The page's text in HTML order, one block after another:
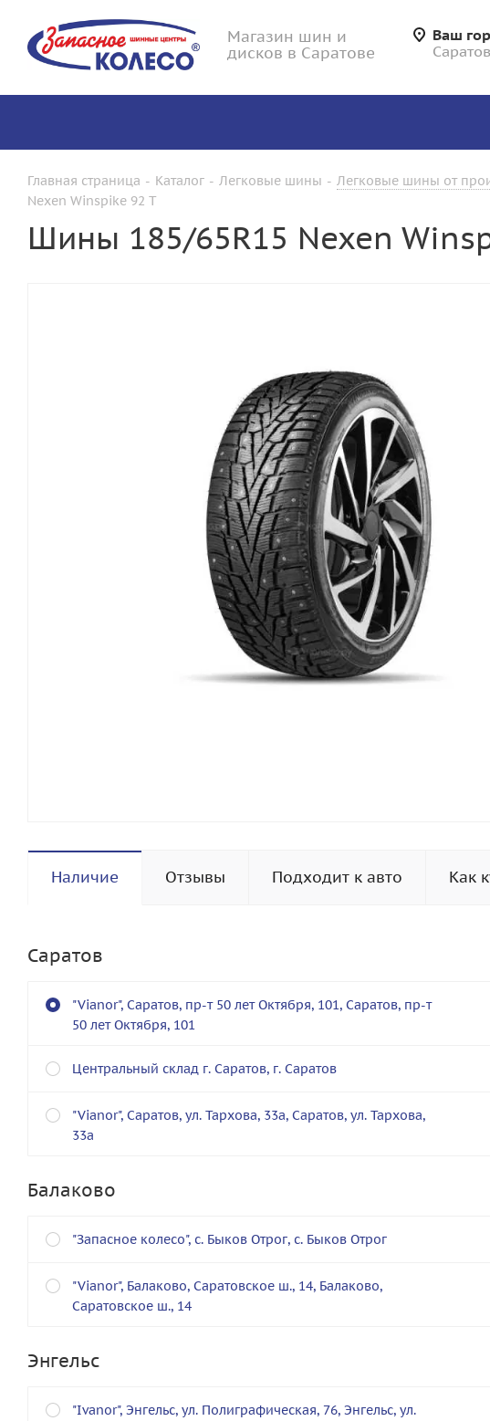
Магазин шин и
дисков в Саратове
Ваш
Саратов
Главная страница - Каталог - Легковые шины - Легковые шины от
Nexen Winspike 92 T
Шины 185/65R15 Nexen
Наличие Отзывы Подходит к авто Как
Саратов
"Vianor", Саратов, пр-т 50 лет Октября, 101, Саратов, пр-т
50 лет Октября, 101
Центральный склад г. Саратов, г. Саратов
"Vianor", Саратов, ул. Тархова, 33а, Саратов, ул. Тархова,
33а
Балаково
"Запасное колесо", с. Быков Отрог, с. Быков Отрог
"Vianor", Балаково, Саратовское ш., 14, Балаково,
Саратовское ш., 14
Энгельс
"Ivanor", Энгельс, ул. Полиграфическая, 76, Энгельс, ул.